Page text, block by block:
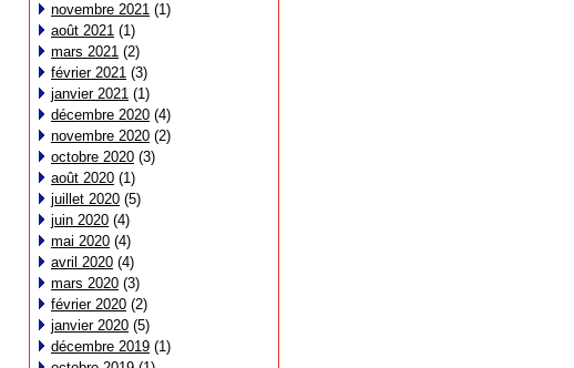
novembre 2021 (1)
août 2021 (1)
mars 2021 (2)
février 2021 (3)
janvier 2021 (1)
décembre 2020 (4)
novembre 2020 (2)
octobre 2020 (3)
août 2020 (1)
juillet 2020 (5)
juin 2020 (4)
mai 2020 (4)
avril 2020 (4)
mars 2020 (3)
février 2020 (2)
janvier 2020 (5)
décembre 2019 (1)